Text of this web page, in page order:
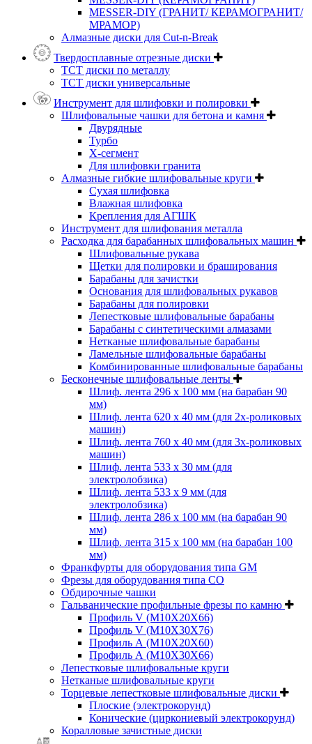
MESSER-DIY (ГРАНИТ/ КЕРАМОГРАНИТ/
МРАМОР)
Алмазные диски для Cut-n-Break
Твердосплавные отрезные диски
ТСТ диски по металлу
ТСТ диски универсальные
Инструмент для шлифовки и полировки
Шлифовальные чашки для бетона и камня
Двурядные
Турбо
Х-сегмент
Для шлифовки гранита
Алмазные гибкие шлифовальные круги
Cухая шлифовка
Влажная шлифовка
Крепления для АГШК
Инструмент для шлифования металла
Расходка для барабанных шлифовальных машин
Шлифовальные рукава
Щетки для полировки и браширования
Барабаны для зачистки
Основания для шлифовальных рукавов
Барабаны для полировки
Лепестковые шлифовальные барабаны
Барабаны с синтетическими алмазами
Нетканые шлифовальные барабаны
Ламельные шлифовальные барабаны
Комбинированные шлифовальные барабаны
Бесконечные шлифовальные ленты
Шлиф. лента 296 х 100 мм (на барабан 90
мм)
Шлиф. лента 620 х 40 мм (для 2х-роликовых
машин)
Шлиф. лента 760 х 40 мм (для 3х-роликовых
машин)
Шлиф. лента 533 х 30 мм (для
электролобзика)
Шлиф. лента 533 х 9 мм (для
электролобзика)
Шлиф. лента 286 х 100 мм (на барабан 90
мм)
Шлиф. лента 315 х 100 мм (на барабан 100
мм)
Франкфурты для оборудования типа GM
Фрезы для оборудования типа СО
Обдирочные чашки
Гальванические профильные фрезы по камню
Профиль V (M10X20X66)
Профиль V (M10X30X76)
Профиль А (М10Х20Х60)
Профиль А (М10Х30Х66)
Лепестковые шлифовальные круги
Нетканые шлифовальные круги
Торцевые лепестковые шлифовальные диски
Плоские (электрокорунд)
Конические (циркониевый электрокорунд)
Коралловые зачистные диски